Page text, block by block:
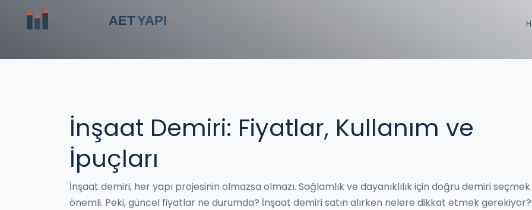
İnşaat Demiri: Fiyatlar, Kullanım ve
İpuçları
İnşaat demiri, her yapı projesinin olmazsa olmazı. Sağlamlık ve dayanıklılık için doğru demiri
önemli. Peki, güncel fiyatlar ne durumda? İnşaat demiri satın alırken nelere dikkat etmek gerekiyor?